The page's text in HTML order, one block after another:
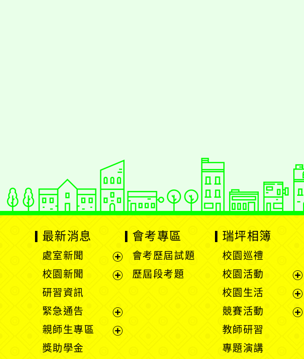
網站設計：Neil網站設計工坊
Xoops網站設計者：
最新消息
處室新聞
展
單
校園新聞
選
單
研習資訊
緊急通告
展
親師生專區
獎助學金
會考專區
會考歷屆試題
歷屆段考題
瑞坪相簿
校園巡禮
校園活動
展
選
校園生活
展
競賽活動
教師研習
專題演講